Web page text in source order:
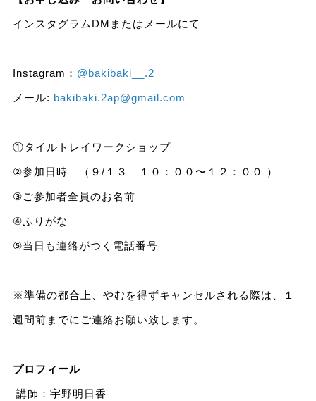
インスタグラムDMまたはメールにて
Instagram： @bakibaki__.2
メール: bakibaki.2ap@gmail.com
①タイルトレイワークショップ
②参加日時 （９/１３ １０：００〜１２：００ ）
③ご参加者全員のお名前
④ふりがな
⑤当日も連絡がつく電話番号
※準備の都合上、やむを得ずキャンセルされる際は、１
週間前までにご連絡お願い致します。
プロフィール
講師：宇野明日香